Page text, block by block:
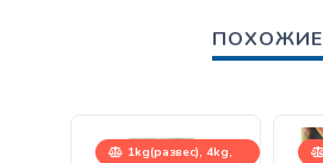
ПОХОЖИЕ
1kg(развес), 4kg,